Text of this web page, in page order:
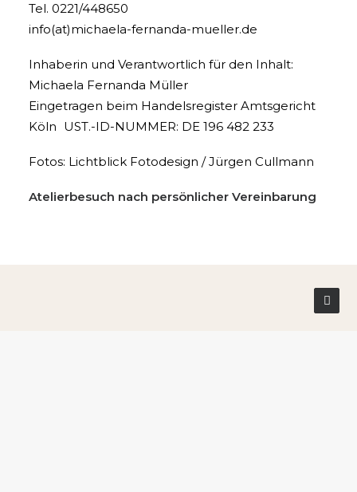
Tel. 0221/448650
info(at)michaela-fernanda-mueller.de
Inhaberin und Verantwortlich für den Inhalt:
Michaela Fernanda Müller
Eingetragen beim Handelsregister Amtsgericht
Köln UST.-ID-NUMMER: DE 196 482 233
Fotos: Lichtblick Fotodesign / Jürgen Cullmann
Atelierbesuch nach persönlicher Vereinbarung